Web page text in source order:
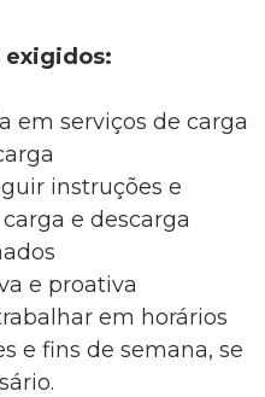
exigidos:
em serviços de carga
instruções e
e descarga
e proativa
em horários
e fins de semana, se